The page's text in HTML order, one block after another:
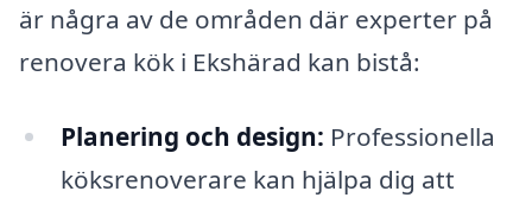
är några av de områden där experter på
renovera kök i Ekshärad kan bistå:
Planering och design: Professionella
köksrenoverare kan hjälpa dig att